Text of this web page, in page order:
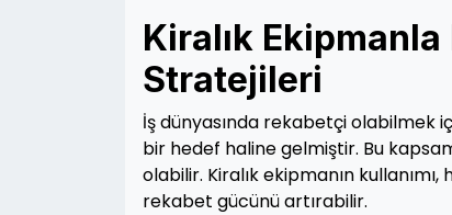
Kiralık
Stratejileri
İş dünyasında rekabetçi olabilmek
bir hedef haline gelmiştir. Bu
olabilir. Kiralık ekipmanın
rekabet gücünü artırabilir.